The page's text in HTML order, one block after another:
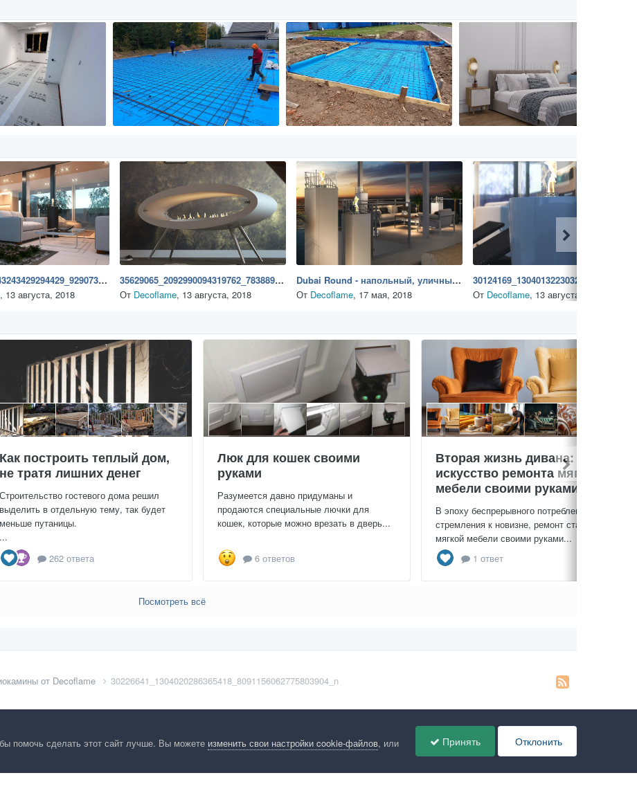
29386969_2043243429294429_929073276632694784_o
, 13 августа, 2018
35629065_2092990094319762_7838890806457925632_n
От Decoflame, 13 августа, 2018
Dubai Round - напольный, уличный биокамин
От Decoflame, 17 мая, 2018
От Decoflame, 13 августа, 2018
Как построить теплый дом,
не тратя лишних денег
Строительство гостевого дома решил
выделить в отдельную тему, так будет
меньше путаницы.
...
262 ответа
Люк для кошек своими
руками
Разумеется давно придуманы и
продаются специальные лючки для
кошек, которые можно врезать в дверь...
6 ответов
Вторая жизнь дивана:
искусство ремонта мягкой
мебели своими руками
В эпоху беспрерывного потребления и
стремления к новизне, ремонт старой
мягкой мебели своими руками...
1 ответ
Посмотреть всё
от Decoflame 30226641_1304020286365418_8091156062775803904_n
Обратная связь Cookies Правила Таблица лидеров Администрация
помочь сделать этот сайт лучше. Вы можете изменить свои настройки cookie-файлов, или
Принять Отклонить